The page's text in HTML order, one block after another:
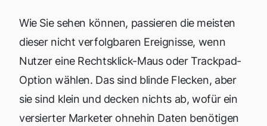
Wie Sie sehen können, passieren die meisten
dieser nicht verfolgbaren Ereignisse, wenn
Nutzer eine Rechtsklick-Maus oder Trackpad-
Option wählen. Das sind blinde Flecken, aber
sie sind klein und decken nichts ab, wofür ein
versierter Marketer ohnehin Daten benötigen